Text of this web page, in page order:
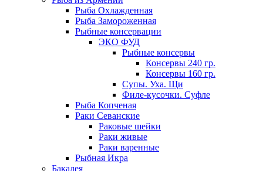
Рыба Охлажденная
Рыба Замороженная
Рыбные консервации
ЭКО ФУД
Рыбные консервы
Консервы 240 гр.
Консервы 160 гр.
Супы. Уха. Щи
Филе-кусочки. Суфле
Рыба Копченая
Раки Севанские
Раковые шейки
Раки живые
Раки варенные
Рыбная Икра
Бакалея